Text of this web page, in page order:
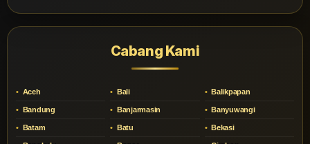
Cabang Kami
Aceh Bali Balikpapan
Bandung Banjarmasin Banyuwangi
Batam Batu Bekasi